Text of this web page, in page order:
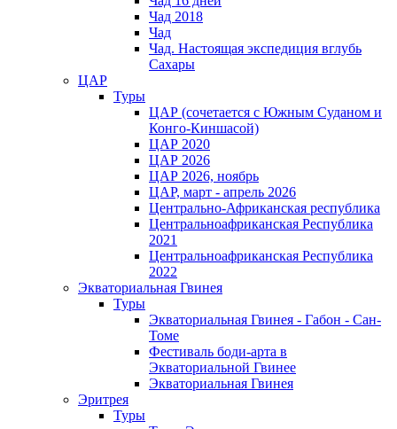
Чад 2018
Чад
Чад. Настоящая экспедиция вглубь
Сахары
ЦАР
Туры
ЦАР (сочетается с Южным Суданом и
Конго-Киншасой)
ЦАР 2020
ЦАР 2026
ЦАР 2026, ноябрь
ЦАР, март - апрель 2026
Центрально-Африканская республика
Центральноафриканская Республика
2021
Центральноафриканская Республика
2022
Экваториальная Гвинея
Туры
Экваториальная Гвинея - Габон - Сан-
Томе
Фестиваль боди-арта в
Экваториальной Гвинее
Экваториальная Гвинея
Эритрея
Туры